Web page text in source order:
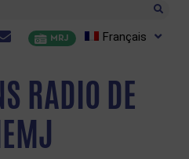
MRJ Français
RADIO DE